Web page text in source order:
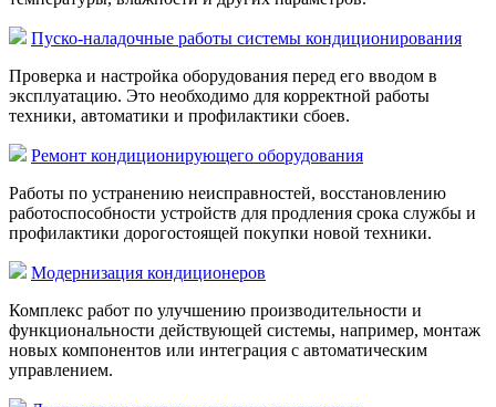
Пуско-наладочные работы системы кондиционирования
Проверка и настройка оборудования перед его вводом в
эксплуатацию. Это необходимо для корректной работы
техники, автоматики и профилактики сбоев.
Ремонт кондиционирующего оборудования
Работы по устранению неисправностей, восстановлению
работоспособности устройств для продления срока службы и
профилактики дорогостоящей покупки новой техники.
Модернизация кондиционеров
Комплекс работ по улучшению производительности и
функциональности действующей системы, например, монтаж
новых компонентов или интеграция с автоматическим
управлением.